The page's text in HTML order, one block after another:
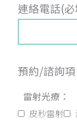
連絡電話(
預約/諮詢項
雷射光療：
皮秒雷射